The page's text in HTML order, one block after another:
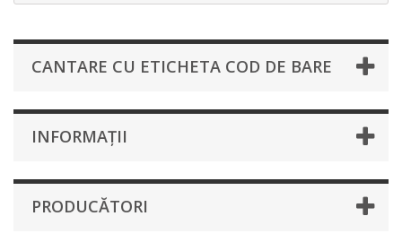
CANTARE CU ETICHETA COD DE BARE
INFORMAŢII
PRODUCĂTORI